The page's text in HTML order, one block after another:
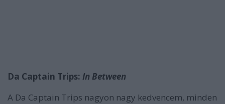
Da Captain Trips: In Between
A Da Captain Trips nagyon nagy kedvencem, minden